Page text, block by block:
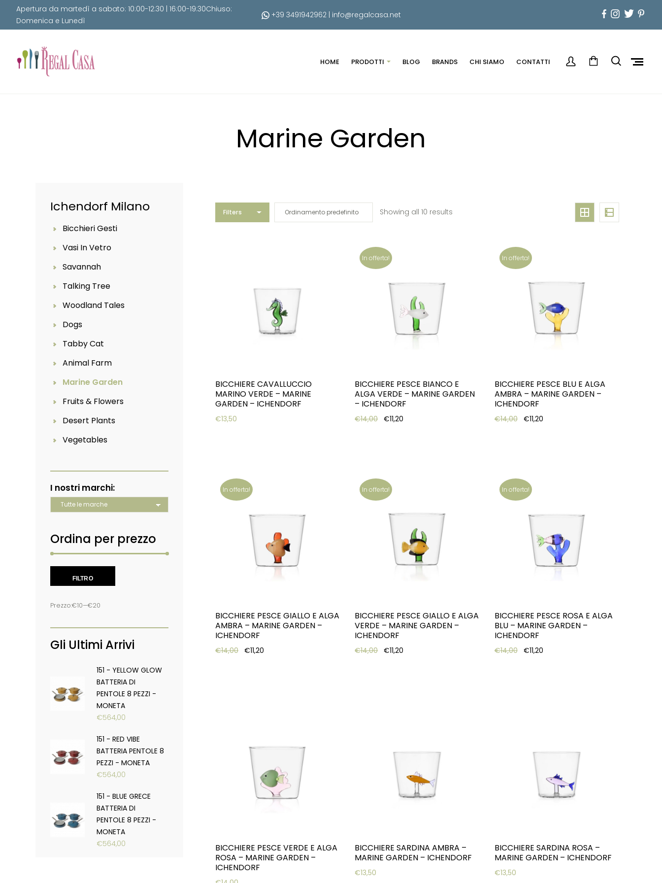
Apertura da martedì a sabato: 10:00-12:30 | 16:00-19:30Chiuso:
Domenica e Lunedì
+39 3491942962| info@regalcasa.net
HOME PRODOTTI BLOG BRANDS CHI SIAMO CONTATTI
Marine Garden
Filters Showing all 10 results
BICCHIERE CAVALLUCCIO
MARINO VERDE – MARINE
GARDEN – ICHENDORF
€13,50
In offerta!
BICCHIERE PESCE BIANCO E
ALGA VERDE – MARINE GARDEN
– ICHENDORF
€14,00 Original price was: €14,00.
€11,20
In offerta!
BICCHIERE PESCE BLU E ALGA
AMBRA – MARINE GARDEN –
ICHENDORF
€14,00 Original price was: €14,00.
€11,20Current price is: €11,20.
In offerta!
BICCHIERE PESCE GIALLO E ALGA
AMBRA – MARINE GARDEN –
ICHENDORF
€14,00 Original price was: €14,00.
€11,20
In offerta!
BICCHIERE PESCE GIALLO E ALGA
VERDE – MARINE GARDEN –
ICHENDORF
€14,00 Original price was: €14,00.
€11,20
In offerta!
BICCHIERE PESCE ROSA E ALGA
BLU – MARINE GARDEN –
ICHENDORF
€14,00 Original price was: €14,00.
€11,20Current price is: €11,20.
BICCHIERE PESCE VERDE E ALGA
ROSA – MARINE GARDEN –
ICHENDORF
BICCHIERE SARDINA AMBRA –
MARINE GARDEN – ICHENDORF
€13,50
BICCHIERE SARDINA ROSA –
MARINE GARDEN – ICHENDORF
€13,50
Ichendorf Milano
Bicchieri Gesti
Vasi In Vetro
Savannah
Talking Tree
Woodland Tales
Dogs
Tabby Cat
Animal Farm
Marine Garden
Fruits & Flowers
Desert Plants
Vegetables
I nostri marchi:
Ordina per prezzo
Prezzo Min
Prezzo Max
FILTRO
Prezzo:€10—€20
Gli Ultimi Arrivi
151 - YELLOW GLOW
BATTERIA DI
PENTOLE 8 PEZZI -
MONETA
€564,00
151 - RED VIBE
BATTERIA PENTOLE 8
PEZZI - MONETA
€564,00
151 - BLUE GRECE
BATTERIA DI
PENTOLE 8 PEZZI -
MONETA
€564,00